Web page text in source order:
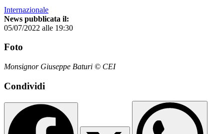
Internazionale
News pubblicata il:
05/07/2022 alle 19:30
Foto
Monsignor Giuseppe Baturi © CEI
Condividi